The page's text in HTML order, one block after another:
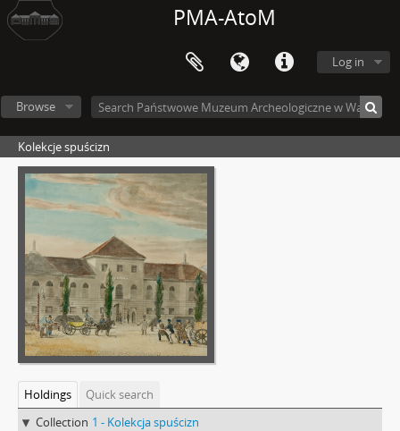
PMA-AtoM
Log in
Browse
Kolekcje spuścizn
Holdings
Quick search
Collection 1 - Kolekcja spuścizn